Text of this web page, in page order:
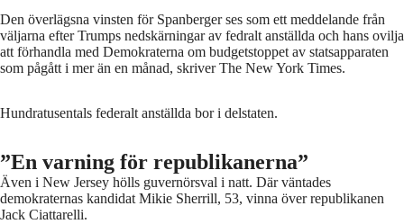
Den överlägsna vinsten för Spanberger ses som ett meddelande från
väljarna efter Trumps nedskärningar av fedralt anställda och hans ovilja
att förhandla med Demokraterna om budgetstoppet av statsapparaten
som pågått i mer än en månad, skriver The New York Times.
Hundratusentals federalt anställda bor i delstaten.
”En varning för republikanerna”
Även i New Jersey hölls guvernörsval i natt. Där väntades
demokraternas kandidat Mikie Sherrill, 53, vinna över republikanen
Jack Ciattarelli.